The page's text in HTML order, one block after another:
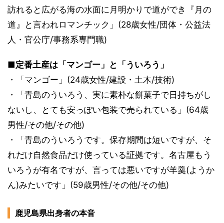
訪れると広がる海の水面に月明かりで道ができ『月の
道』と言われロマンチック」(28歳女性/団体・公益法
人・官公庁/事務系専門職)
■定番土産は「マンゴー」と「ういろう」
・「マンゴー」(24歳女性/建設・土木/技術)
・「青島のういろう、実に素朴な餅菓子で日持ちがし
ないし、とても安っぽい包装で売られている」(64歳
男性/その他/その他)
・「青島のういろうです。保存期間は短いですが、そ
れだけ自然食品だけ使っている証拠です。名古屋もう
いろうが有名ですが、言っては悪いですが羊羹(ようか
ん)みたいです」(59歳男性/その他/その他)
鹿児島県出身者の本音